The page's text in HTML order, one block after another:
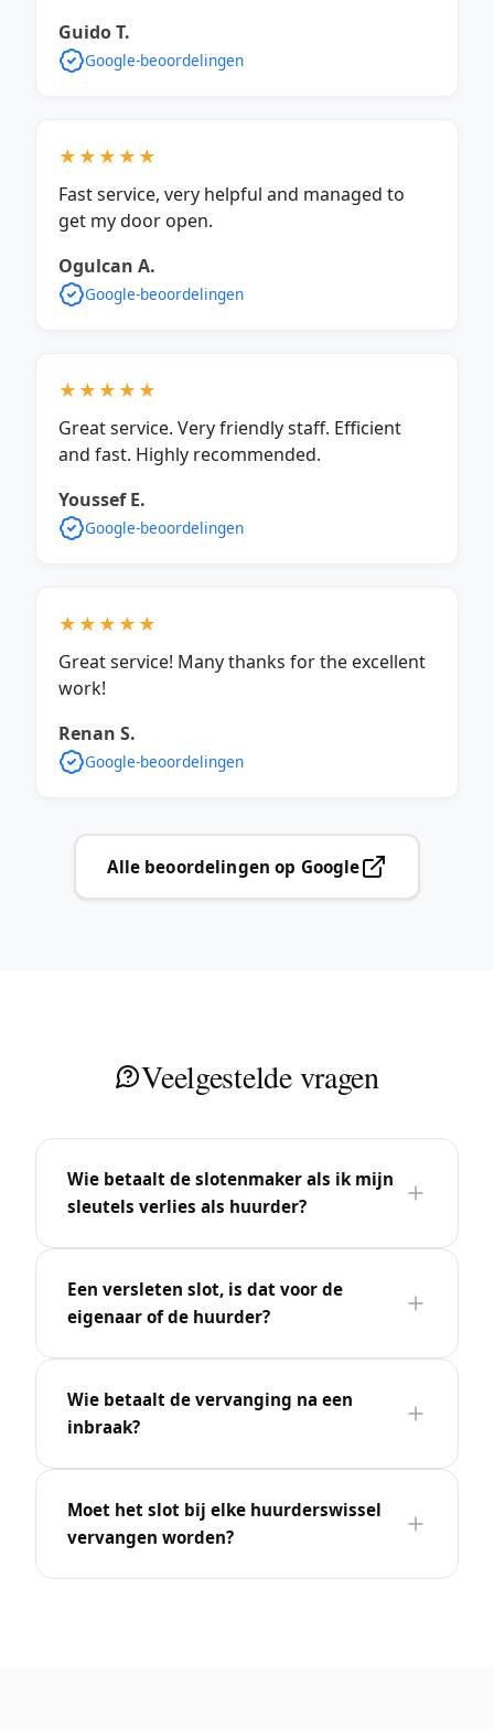
Guido T.
Google-beoordelingen
★★★★★
Fast service, very helpful and managed to
get my door open.
Ogulcan A.
Google-beoordelingen
★★★★★
Great service. Very friendly staff. Efficient
and fast. Highly recommended.
Youssef E.
Google-beoordelingen
★★★★★
Great service! Many thanks for the excellent
work!
Renan S.
Google-beoordelingen
Alle beoordelingen op Google
Veelgestelde vragen
Wie betaalt de slotenmaker als ik mijn
sleutels verlies als huurder?
Een versleten slot, is dat voor de
eigenaar of de huurder?
Wie betaalt de vervanging na een
inbraak?
Moet het slot bij elke huurderswissel
vervangen worden?